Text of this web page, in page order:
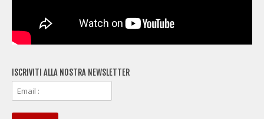
ISCRIVITI ALLA NOSTRA NEWSLETTER